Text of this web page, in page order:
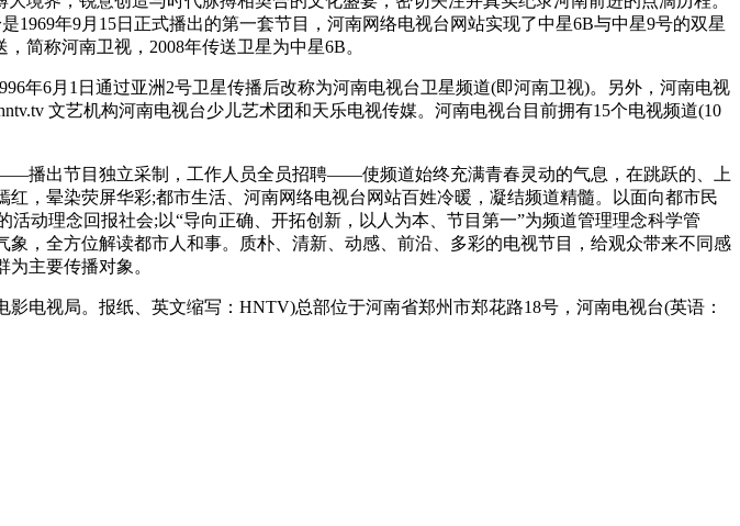
年9月15日正式播出的第一套节目，河南网络电视台网站实现了中星6B与中星9号的双星
简称河南卫视，2008年传送卫星为中星6B。
年6月1日通过亚洲2号卫星传播后改称为河南电视台卫星频道(即河南卫视)。另外，河南电视
文艺机构河南电视台少儿艺术团和天乐电视传媒。河南电视台目前拥有15个电视频道(10
播出节目独立采制，工作人员全员招聘——使频道始终充满青春灵动的气息，在跳跃的、上
，晕染荧屏华彩;都市生活、河南网络电视台网站百姓冷暖，凝结频道精髓。以面向都市民
动理念回报社会;以“导向正确、开拓创新，以人为本、节目第一”为频道管理理念科学管
，全方位解读都市人和事。质朴、清新、动感、前沿、多彩的电视节目，给观众带来不同感
主要传播对象。
电视局。报纸、英文缩写：HNTV)总部位于河南省郑州市郑花路18号，河南电视台(英语：